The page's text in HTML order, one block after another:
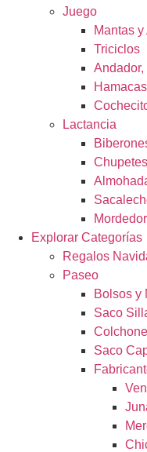
Juego
Mantas
Triciclos
Lactancia
Chupetes
Explorar Categorías
Regalos
Paseo
Bolsos y
Saco
Saco